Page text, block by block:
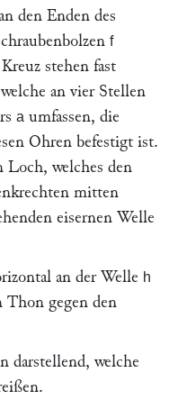
den Enden des
f
stehen fast
an vier Stellen
a umfassen, die
Ohren befestigt ist.
Loch, welches den
mitten
eisernen Welle
an der Welle h
Thon gegen den
darstellend, welche